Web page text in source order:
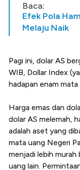
Baca:
Efek Pola
Melaju Naik
Pagi ini, dolar AS
WIB, Dollar Index
hadapan enam
Harga emas dan
dolar AS melemah,
adalah aset yang
mata uang Negeri
menjadi lebih
uang lain.